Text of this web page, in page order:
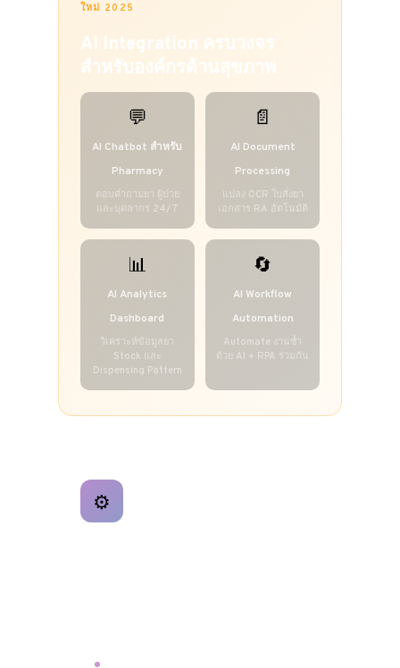
ใหม่ 2025
AI Integration ครบวงจร
สำหรับองค์กรด้านสุขภาพ
💬
AI Chatbot สำหรับ
Pharmacy
ตอบคำถามยา ผู้ป่วย
และบุคลากร 24/7
📄
AI Document
Processing
แปลง OCR ใบสั่งยา
เอกสาร RA อัตโนมัติ
📊
AI Analytics
Dashboard
วิเคราะห์ข้อมูลยา
Stock และ
Dispensing Pattern
🔄
AI Workflow
Automation
Automate งานซ้ำ
ด้วย AI + RPA ร่วมกัน
⚙️